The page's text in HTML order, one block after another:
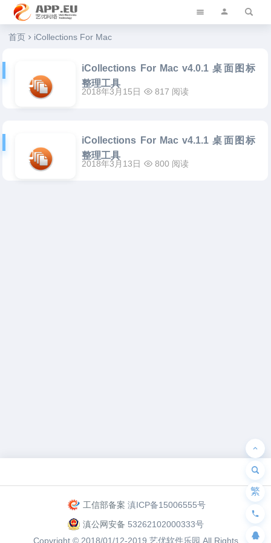
艺优软件乐园
首页 iCollections For Mac
iCollections For Mac v4.0.1 桌面图标
整理工具
2018年3月15日 817 阅读
iCollections For Mac v4.1.1 桌面图标
整理工具
2018年3月13日 800 阅读
工信部备案 滇ICP备15006555号
滇公网安备 53262102000333号
Copyright © 2018/01/12-2019 艺优软件乐园 All Rights
繁